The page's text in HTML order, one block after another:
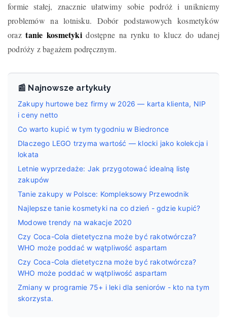
formie stałej, znacznie ułatwimy sobie podróż i unikniemy
problemów na lotnisku. Dobór podstawowych kosmetyków
oraztanie kosmetykidostępne na rynku to klucz do udanej
podróży z bagażem podręcznym.
📰 Najnowsze artykuły
Zakupy hurtowe bez firmy w 2026 — karta klienta, NIP
i ceny netto
Co warto kupić w tym tygodniu w Biedronce
Dlaczego LEGO trzyma wartość — klocki jako kolekcja i
lokata
Letnie wyprzedaże: Jak przygotować idealną listę
zakupów
Tanie zakupy w Polsce: Kompleksowy Przewodnik
Najlepsze tanie kosmetyki na co dzień - gdzie kupić?
Modowe trendy na wakacje 2020
Czy Coca-Cola dietetyczna może być rakotwórcza?
WHO może poddać w wątpliwość aspartam
Czy Coca-Cola dietetyczna może być rakotwórcza?
WHO może poddać w wątpliwość aspartam
Zmiany w programie 75+ i leki dla seniorów - kto na tym
skorzysta.